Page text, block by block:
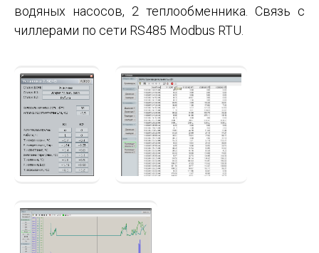
водяных насосов, 2 теплообменника. Связь с
чиллерами по сети RS485 Modbus RTU.